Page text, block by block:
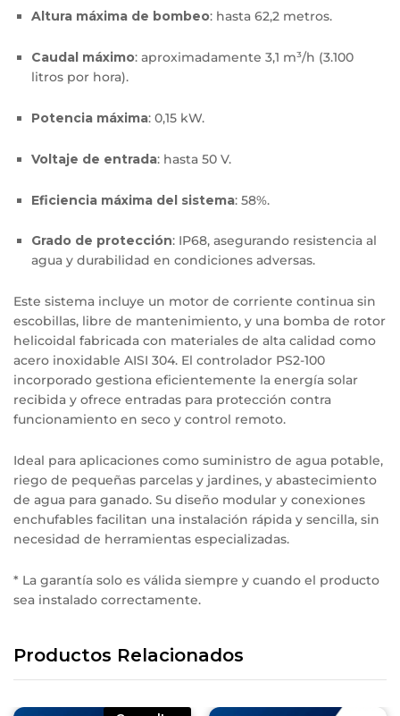
Altura máxima de bombeo: hasta 62,2 metros.
Caudal máximo: aproximadamente 3,1 m³/h (3.100
litros por hora).
Potencia máxima: 0,15 kW.
Voltaje de entrada: hasta 50 V.
Eficiencia máxima del sistema: 58%.
Grado de protección: IP68, asegurando resistencia al
agua y durabilidad en condiciones adversas.
Este sistema incluye un motor de corriente continua sin
escobillas, libre de mantenimiento, y una bomba de rotor
helicoidal fabricada con materiales de alta calidad como
acero inoxidable AISI 304. El controlador PS2-100
incorporado gestiona eficientemente la energía solar
recibida y ofrece entradas para protección contra
funcionamiento en seco y control remoto.
Ideal para aplicaciones como suministro de agua potable,
riego de pequeñas parcelas y jardines, y abastecimiento
de agua para ganado. Su diseño modular y conexiones
enchufables facilitan una instalación rápida y sencilla, sin
necesidad de herramientas especializadas.
* La garantía solo es válida siempre y cuando el producto
sea instalado correctamente.
Productos Relacionados